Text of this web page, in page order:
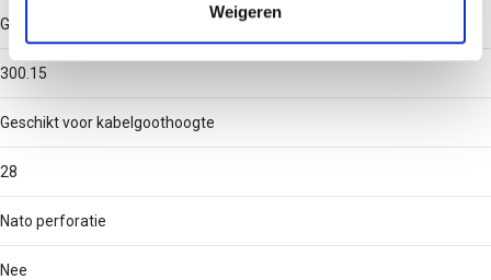
Weigeren
Geschikt voor kabelgootbreedte
300.15
Geschikt voor kabelgoothoogte
28
Nato perforatie
Nee